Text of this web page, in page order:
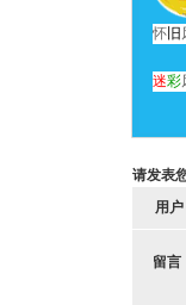
怀 旧
迷彩
请发表
用户
留言